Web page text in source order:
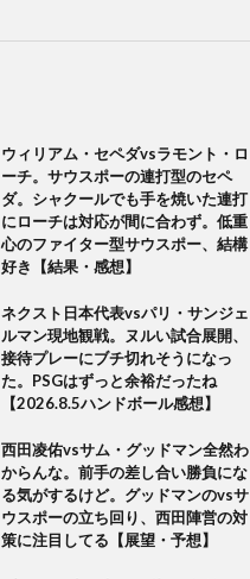
ウィリアム・セペダvsラモント・ロ
ーチ。サウスポーの連打型のセペ
ダ。シャクールでも手を焼いた連打
にローチは対応が間に合わず。低重
心のファイター型サウスポー、結構
好き【結果・感想】
ネクスト日本代表vsパリ・サンジェ
ルマン現地観戦。ヌルい試合展開、
接待プレーにブチ切れそうになっ
た。PSGはずっと余裕だったね
【2026.8.5ハンドボール感想】
西田凌佑vsサム・グッドマン全然わ
からんな。前手の差し合い勝負にな
る気がするけど。グッドマンのvsサ
ウスポーの立ち回り、西田陣営の対
策に注目してる【展望・予想】